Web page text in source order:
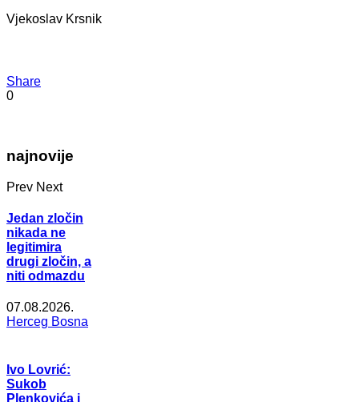
Vjekoslav Krsnik
Share
0
najnovije
Prev Next
Jedan zločin
nikada ne
legitimira
drugi zločin, a
niti odmazdu
07.08.2026.
Herceg Bosna
Ivo Lovrić:
Sukob
Plenkovića i